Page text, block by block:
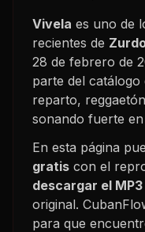
Vivela es uno de
recientes de
28 de febrero de
parte del catálogo
reparto,
sonando fuerte en
En esta página
gratis con el
descargar el MP3
original.
para que